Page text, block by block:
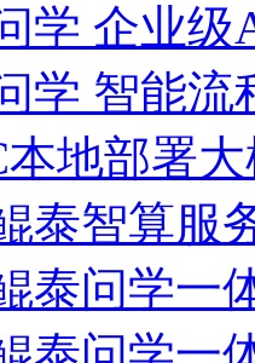
学 企业级
学 智能流
本地部署
泰智算服
泰问学一